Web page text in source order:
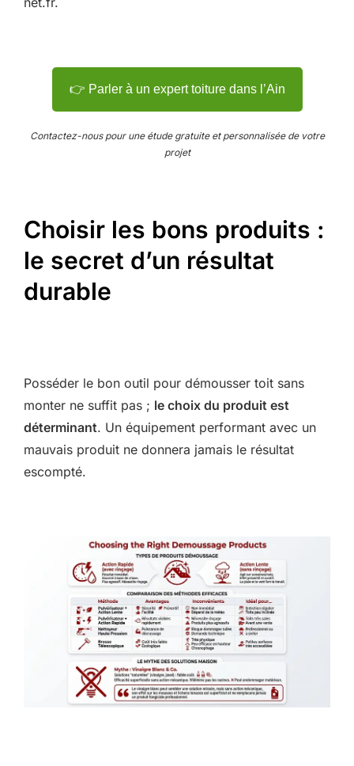
👉 Parler à un expert toiture dans l’Ain
Contactez-nous pour une étude gratuite et personnalisée de votre
projet
Choisir les bons produits :
le secret d’un résultat
durable
Posséder le bon outil pour démousser toit sans
monter ne suffit pas ; le choix du produit est
déterminant. Un équipement performant avec un
mauvais produit ne donnera jamais le résultat
escompté.